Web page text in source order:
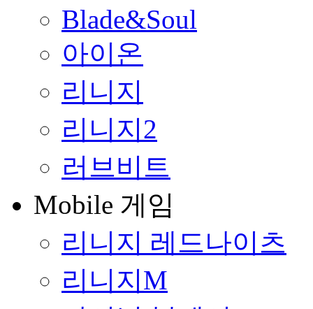
Blade&Soul
아이온
리니지
리니지2
러브비트
Mobile 게임
리니지 레드나이츠
리니지M